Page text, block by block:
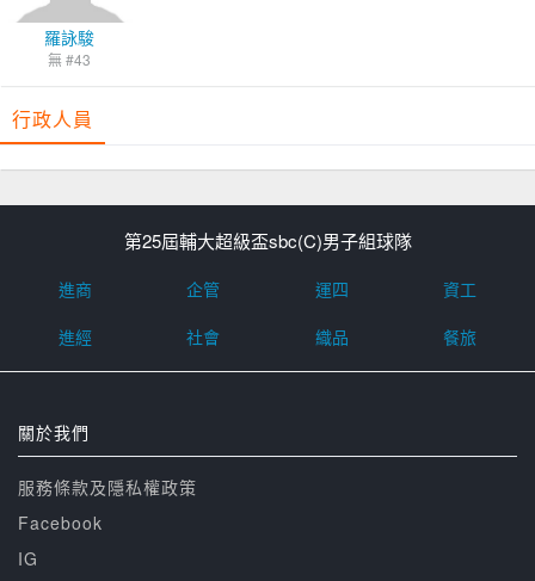
羅詠駿
無 #43
行政人員
第25屆輔大超級盃sbc(C)男子組球隊
進商 企管 運四
資工
進經
社會 織品 餐旅
關於我們
服務條款及隱私權政策
Facebook
IG